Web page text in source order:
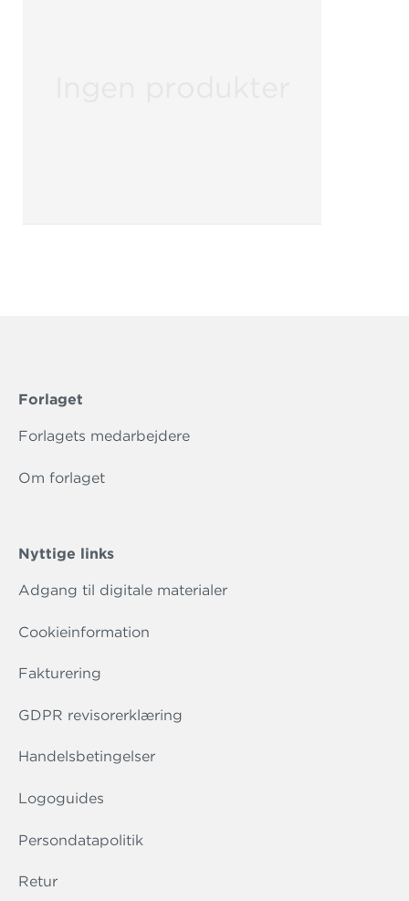
Forlaget
Forlagets medarbejdere
Om forlaget
Nyttige links
Adgang til digitale materialer
Cookieinformation
Fakturering
GDPR revisorerklæring
Handelsbetingelser
Logoguides
Persondatapolitik
Retur